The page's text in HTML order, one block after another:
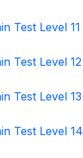
Test Level 11
Test Level 12
Test Level 13
Test Level 14